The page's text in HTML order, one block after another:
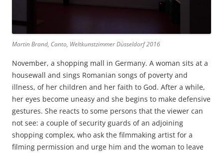
Martin Brand, Canto, Weltkunstzimmer Düsseldorf 2016
November, a shopping mall in Germany. A woman sits at a
housewall and sings Romanian songs of poverty and
illness, of her children and her faith to God. After a while,
her eyes become uneasy and she begins to make defensive
gestures. She reacts to some persons that the viewer can
not see: a couple of security guards of an adjoining
shopping complex, who ask the filmmaking artist for a
filming permission and urge him and the woman to leave